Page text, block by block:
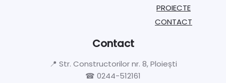
PROIECTE​
CONTACT
Contact
📍 Str. Constructorilor nr. 8, Ploiești
☎ 0244-512161